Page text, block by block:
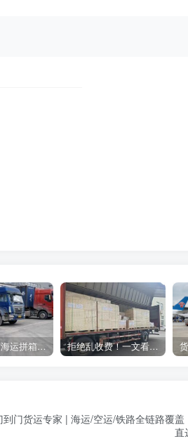
广州到美国海运拼箱多少钱？2024年最新运费构成+隐藏费用避坑指南 拒绝乱收费！一文看懂中国货代计费套路，教你避开所有隐形坑
到门货运专家 | 海运/空运/铁路全链路覆
直